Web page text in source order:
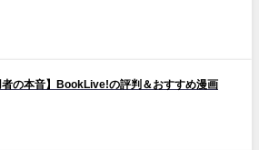
者の本音】BookLive!の評判＆おすすめ漫画